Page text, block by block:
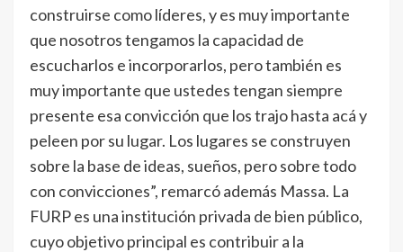
construirse como líderes, y es muy importante
que nosotros tengamos la capacidad de
escucharlos e incorporarlos, pero también es
muy importante que ustedes tengan siempre
presente esa convicción que los trajo hasta acá y
peleen por su lugar. Los lugares se construyen
sobre la base de ideas, sueños, pero sobre todo
con convicciones”, remarcó además Massa. La
FURP es una institución privada de bien público,
cuyo objetivo principal es contribuir a la